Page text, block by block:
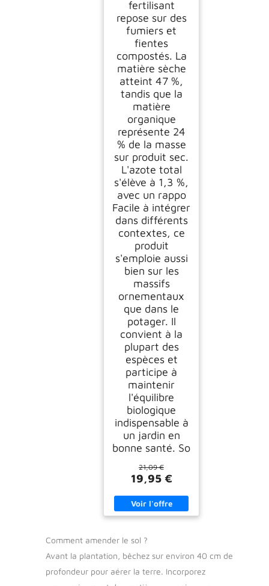
fertilisant
repose sur des
fumiers et
fientes
compostés. La
matière sèche
atteint 47 %,
tandis que la
matière
organique
représente 24
% de la masse
sur produit sec.
L'azote total
s'élève à 1,3 %,
avec un rappo
Facile à intégrer
dans différents
contextes, ce
produit
s'emploie aussi
bien sur les
massifs
ornementaux
que dans le
potager. Il
convient à la
plupart des
espèces et
participe à
maintenir
l'équilibre
biologique
indispensable à
un jardin en
bonne santé. So
21,09 €
19,95 €
Comment amender le sol ?
Avant la plantation, bêchez sur environ 40 cm de
profondeur pour aérer la terre. Incorporez